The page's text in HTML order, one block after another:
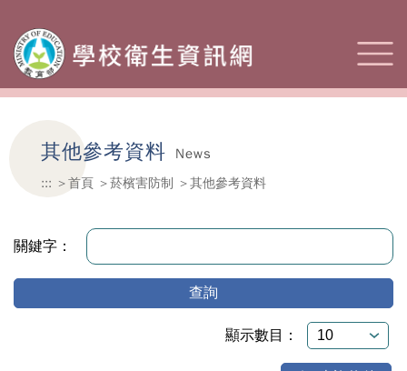
其他參考資料
News
:::
首頁 菸檳害防制 其他參考資料
關鍵字：
查詢
顯示數目：